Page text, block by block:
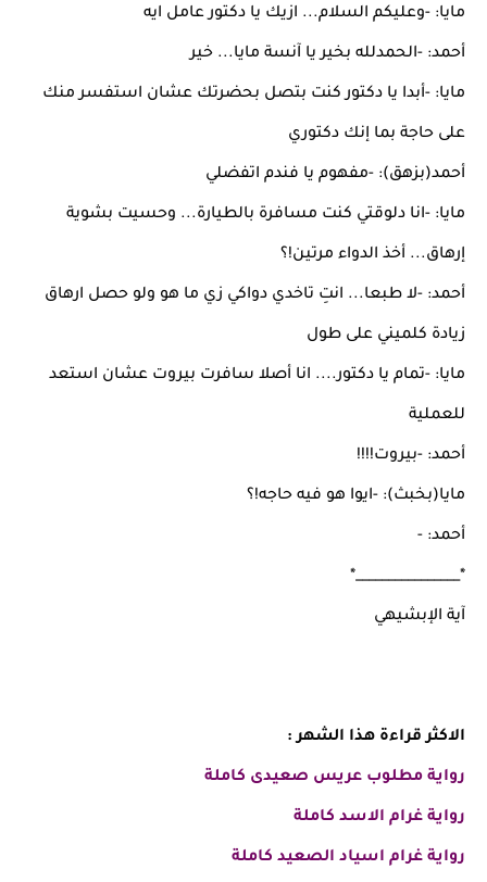
مايا: -وعليكم السلام... ازيك يا دكتور عامل ايه
أحمد: -الحمدلله بخير يا آنسة مايا... خير
مايا: -أبدا يا دكتور كنت بتصل بحضرتك عشان استفسر منك
على حاجة بما إنك دكتوري
أحمد(بزهق): -مفهوم يا فندم اتفضلي
مايا: -انا دلوقتي كنت مسافرة بالطيارة... وحسيت بشوية
إرهاق... أخذ الدواء مرتين!؟
أحمد: -لا طبعا... انتِ تاخدي دواكي زي ما هو ولو حصل ارهاق
زيادة كلميني على طول
مايا: -تمام يا دكتور.... انا أصلا سافرت بيروت عشان استعد
للعملية
أحمد: -بيروت!!!!
مايا(بخبث): -ايوا هو فيه حاجه!؟
أحمد: -
*________________*
آية الإبشيهي
الاكثر قراءة هذا الشهر :
رواية مطلوب عريس صعيدى كاملة
رواية غرام الاسد كاملة
رواية غرام اسياد الصعيد كاملة